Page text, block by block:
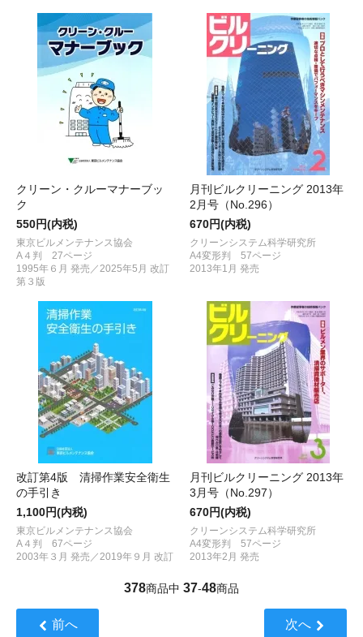
クリーン・クルーマナーブッ
ク
550円(内税)
東京ビルメンテナンス協会
A４判 27ページ
1995年６月 発売／2025年5月 改訂
第３版
月刊ビルクリーニング 2013年
2月号（No.296）
670円(内税)
クリーンシステム科学研究所
A4変形判 57ページ
2013年1月 発売
改訂第4版 清掃作業安全衛生
の手引き
1,100円(内税)
東京ビルメンテナンス協会
A４判 67ページ
2003年３月 発売／2019年９月 改訂
月刊ビルクリーニング 2013年
3月号（No.297）
670円(内税)
クリーンシステム科学研究所
A4変形判 57ページ
2013年2月 発売
378商品中 37-48商品
前へ 次へ